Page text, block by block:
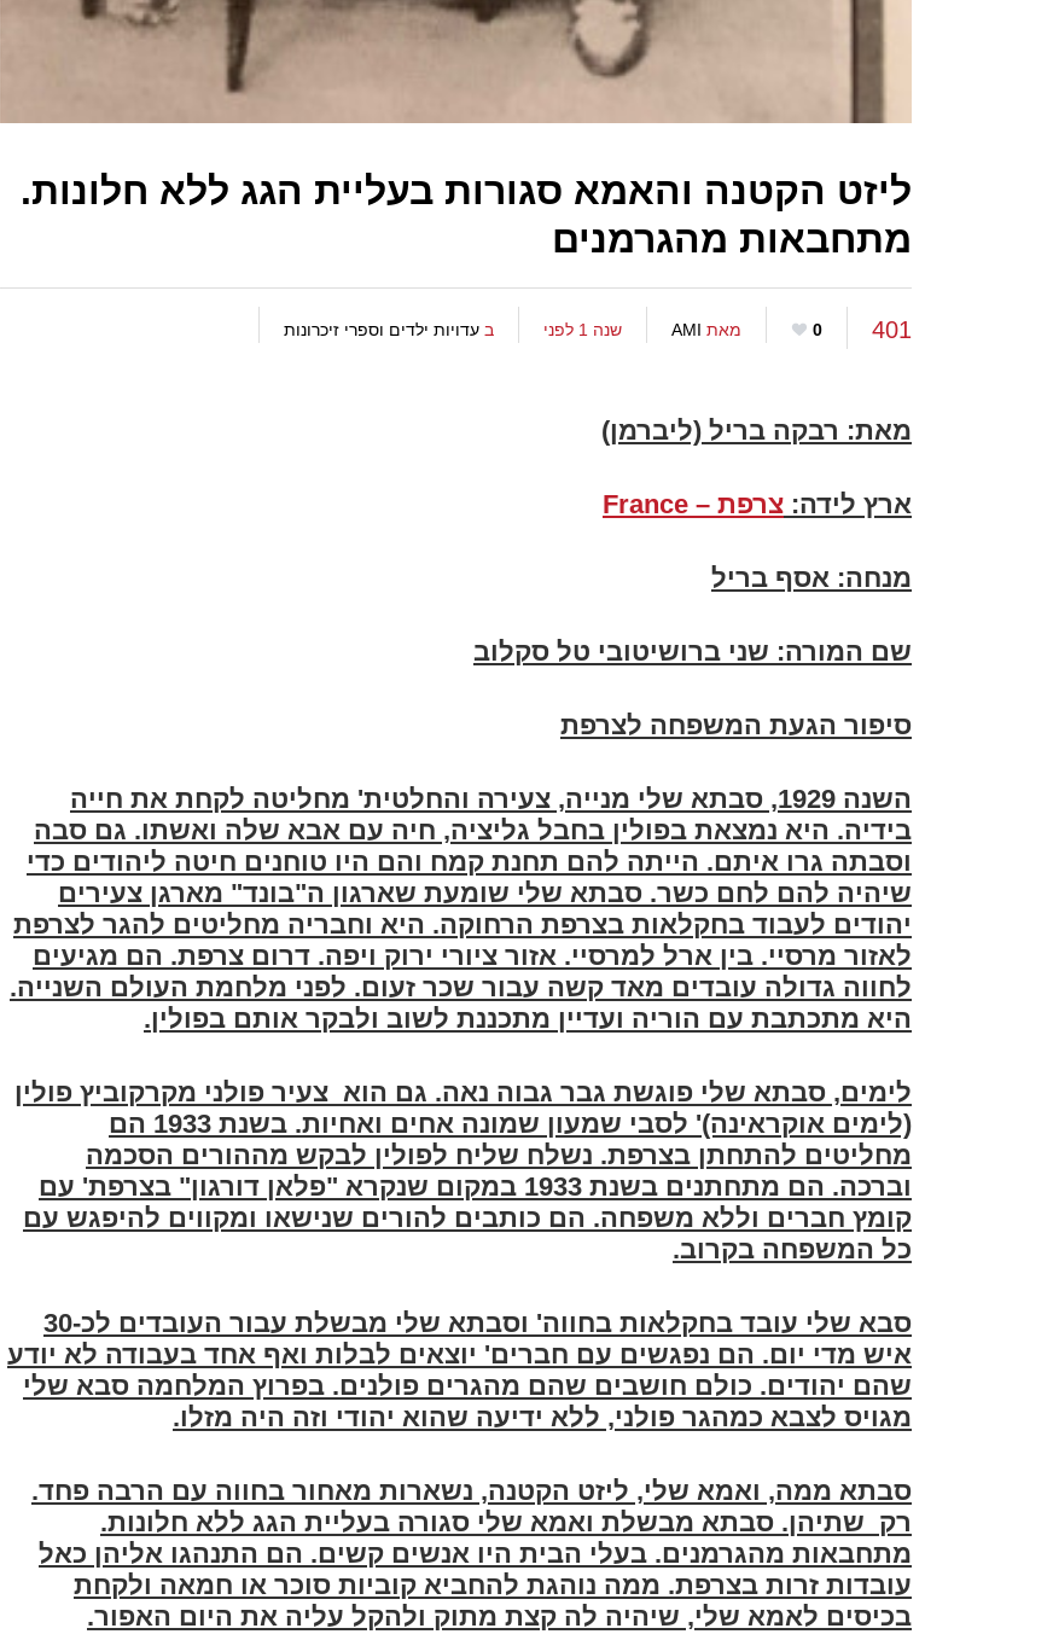
ליזט הקטנה והאמא סגורות בעליית הגג ללא חלונות.
מתחבאות מהגרמנים
401
0 מאת AMI שנה 1 לפני ב עדויות ילדים וספרי זיכרונות
מאת: רבקה בריל (ליברמן)
ארץ לידה: צרפת – France
מנחה: אסף בריל
שם המורה: שני ברושיטובי טל סקלוב
סיפור הגעת המשפחה לצרפת
השנה 1929, סבתא שלי מנייה, צעירה והחלטית' מחליטה לקחת את חייה
בידיה. היא נמצאת בפולין בחבל גליציה, חיה עם אבא שלה ואשתו. גם סבה
וסבתה גרו איתם. הייתה להם תחנת קמח והם היו טוחנים חיטה ליהודים כדי
שיהיה להם לחם כשר. סבתא שלי שומעת שארגון ה"בונד" מארגן צעירים
יהודים לעבוד בחקלאות בצרפת הרחוקה. היא וחבריה מחליטים להגר לצרפת
לאזור מרסיי. בין ארל למרסיי. אזור ציורי ירוק ויפה. דרום צרפת. הם מגיעים
לחווה גדולה עובדים מאד קשה עבור שכר זעום. לפני מלחמת העולם השנייה.
היא מתכתבת עם הוריה ועדיין מתכננת לשוב ולבקר אותם בפולין.
לימים, סבתא שלי פוגשת גבר גבוה נאה. גם הוא צעיר פולני מקרקוביץ פולין
(לימים אוקראינה)' לסבי שמעון שמונה אחים ואחיות. בשנת 1933 הם
מחליטים להתחתן בצרפת. נשלח שליח לפולין לבקש מההורים הסכמה
וברכה. הם מתחתנים בשנת 1933 במקום שנקרא "פלאן דורגון" בצרפת' עם
קומץ חברים וללא משפחה. הם כותבים להורים שנישאו ומקווים להיפגש עם
כל המשפחה בקרוב.
סבא שלי עובד בחקלאות בחווה' וסבתא שלי מבשלת עבור העובדים לכ-30
איש מדי יום. הם נפגשים עם חברים' יוצאים לבלות ואף אחד בעבודה לא יודע
שהם יהודים. כולם חושבים שהם מהגרים פולנים. בפרוץ המלחמה סבא שלי
מגויס לצבא כמהגר פולני, ללא ידיעה שהוא יהודי וזה היה מזלו.
סבתא ממה, ואמא שלי, ליזט הקטנה, נשארות מאחור בחווה עם הרבה פחד.
רק שתיהן. סבתא מבשלת ואמא שלי סגורה בעליית הגג ללא חלונות.
מתחבאות מהגרמנים. בעלי הבית היו אנשים קשים. הם התנהגו אליהן כאל
עובדות זרות בצרפת. ממה נוהגת להחביא קוביות סוכר או חמאה ולקחת
בכיסים לאמא שלי, שיהיה לה קצת מתוק ולהקל עליה את היום האפור.